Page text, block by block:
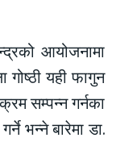
आयोजनामा
गोष्ठी यही फागुन
सम्पन्न गर्नका
भन्ने बारेमा डा.